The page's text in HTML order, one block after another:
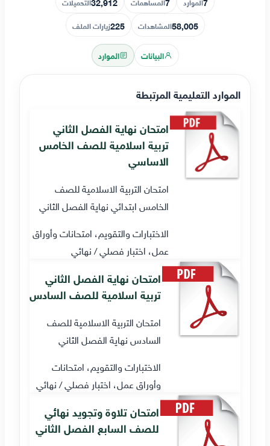
58,005المشاهدات 225زيارات الملف
البيانات الموارد
الموارد التعليمية المرتبطة
امتحان نهاية الفصل الثاني
تربية اسلامية للصف الخامس
الاساسي
امتحان التربية الاسلامية للصف
الخامس ابتدائي نهاية الفصل الثاني
الاختبارات والتقويم، امتحانات وأوراق
عمل، اختبار فصلي / نهائي
امتحان نهاية الفصل الثاني
تربية اسلامية للصف السادس
امتحان التربية الاسلامية للصف
السادس نهاية الفصل الثاني
الاختبارات والتقويم، امتحانات
وأوراق عمل، اختبار فصلي / نهائي
امتحان تلاوة وتجويد نهائي
للصف السابع الفصل الثاني